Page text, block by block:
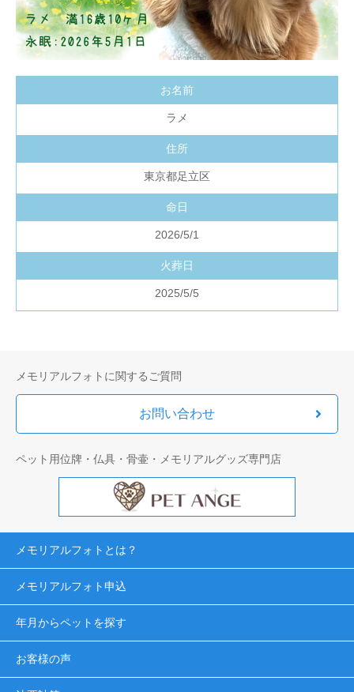
お名前
ラメ
住所
東京都足立区
命日
2026/5/1
火葬日
2025/5/5
メモリアルフォトに関するご質問
お問い合わせ
ペット用位牌・仏具・骨壷・メモリアルグッズ専門店
メモリアルフォトとは？
メモリアルフォト申込
年月からペットを探す
お客様の声